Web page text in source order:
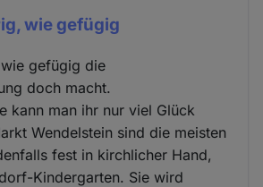
wie gefügig
gefügig die
doch macht.
kann man ihr nur viel Glück
Wendelstein sind die meisten
fest in kirchlicher Hand,
Kindergarten. Sie wird